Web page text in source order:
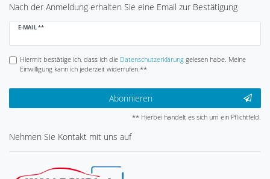
Nach der Anmeldung erhalten Sie eine Email zur Bestätigung
E-MAIL **
Newsletter
Hiermit bestätige ich, dass ich die Daten­schutz­erklärunggelesen habe. Meine
Einwilligung kann ich jederzeit widerrufen.**
Abonnieren
** Hierbei handelt es sich um ein Pflichtfeld.
Nehmen Sie Kontakt mit uns auf